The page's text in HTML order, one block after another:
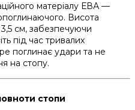
матеріалу ЕВА —
Висота
см, забезпечуючи
під час тривалих
поглинає удари та не
на стопу.
стопи